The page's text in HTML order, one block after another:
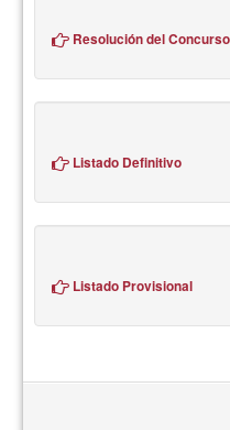
Resolución del Concurso
Listado Definitivo
Listado Provisional